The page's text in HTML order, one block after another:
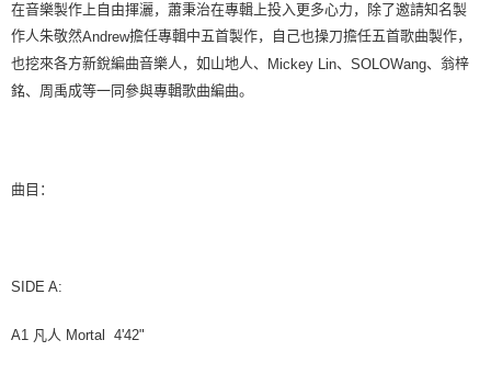
在音樂製作上自由揮灑，蕭秉治在專輯上投入更多心力，除了邀請知名製
作人朱敬然Andrew擔任專輯中五首製作，自己也操刀擔任五首歌曲製作，
也挖來各方新銳編曲音樂人，如山地人、 Mickey Lin、 SOLOWang、翁梓
銘、周禹成等一同參與專輯歌曲編曲。
曲目：
SIDE A:
A1 凡人 Mortal 4'42"